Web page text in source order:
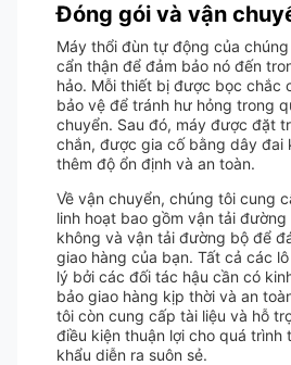
Đóng gói và vận
Máy thổi đùn tự động của
cẩn thận để đảm bảo nó đến
hảo. Mỗi thiết bị được bọc chắc
bảo vệ để tránh hư hỏng trong
chuyển. Sau đó, máy được đặt
chắn, được gia cố bằng dây đai
thêm độ ổn định và an toàn.
Về vận chuyển, chúng tôi cung
linh hoạt bao gồm vận tải
không và vận tải đường bộ để
giao hàng của bạn. Tất cả các
lý bởi các đối tác hậu cần có
bảo giao hàng kịp thời và an
tôi còn cung cấp tài liệu và hỗ
điều kiện thuận lợi cho quá trình
khẩu diễn ra suôn sẻ.